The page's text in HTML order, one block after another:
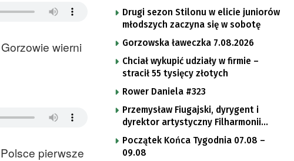
wierni
pierwsze
Drugi sezon Stilonu w elicie juniorów
młodszych zaczyna się w sobotę
Gorzowska ławeczka 7.08.2026
Chciał wykupić udziały w firmie –
stracił 55 tysięcy złotych
Rower Daniela #323
Przemysław Fiugajski, dyrygent i
dyrektor artystyczny Filharmonii
Gorzowskiej
Początek Końca Tygodnia 07.08 –
09.08